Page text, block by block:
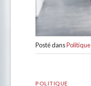
Posté dansPolitique
POLITIQUE